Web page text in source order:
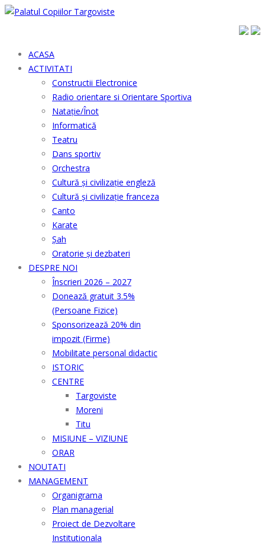
ACASA
ACTIVITATI
Constructii Electronice
Radio orientare si Orientare Sportiva
Natație/Înot
Informatică
Teatru
Dans sportiv
Orchestra
Cultură şi civilizaţie engleză
Cultură şi civilizaţie franceza
Canto
Karate
Șah
Oratorie și dezbateri
DESPRE NOI
Înscrieri 2026 – 2027
Donează gratuit 3.5%
(Persoane Fizice)
Sponsorizează 20% din
impozit (Firme)
Mobilitate personal didactic
ISTORIC
CENTRE
Targoviste
Moreni
Titu
MISIUNE – VIZIUNE
ORAR
NOUTATI
MANAGEMENT
Organigrama
Plan managerial
Proiect de Dezvoltare
Institutionala